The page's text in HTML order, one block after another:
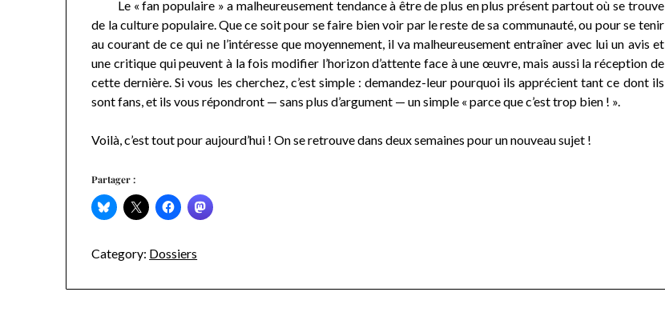
Le « fan populaire » a malheureusement tendance à être de plus en plus présent partout où se trouve
de la culture populaire. Que ce soit pour se faire bien voir par le reste de sa communauté, ou pour se tenir
au courant de ce qui ne l’intéresse que moyennement, il va malheureusement entraîner avec lui un avis et
une critique qui peuvent à la fois modifier l’horizon d’attente face à une œuvre, mais aussi la réception de
cette dernière. Si vous les cherchez, c’est simple : demandez-leur pourquoi ils apprécient tant ce dont ils
sont fans, et ils vous répondront — sans plus d’argument — un simple « parce que c’est trop bien ! ».
Voilà, c’est tout pour aujourd’hui ! On se retrouve dans deux semaines pour un nouveau sujet !
Partager :
Category: Dossiers